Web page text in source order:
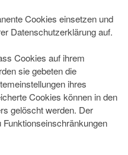
Cookies einsetzen und
Datenschutzerklärung auf.
Cookies auf ihrem
sie gebeten die
ihres
Cookies können in den
gelöscht werden. Der